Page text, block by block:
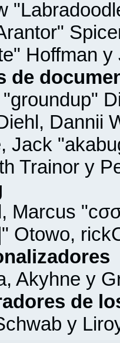
Hoffman
de
Dannii
Jack
Trainor y
Marcus
Otowo,
Akyhne y
de
y